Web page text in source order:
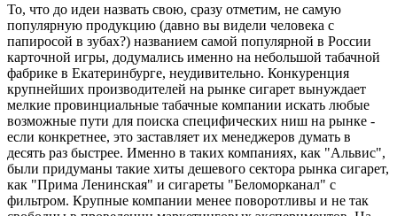
То, что до идеи назвать свою, сразу отметим, не самую
популярную продукцию (давно вы видели человека с
папиросой в зубах?) названием самой популярной в России
карточной игры, додумались именно на небольшой табачной
фабрике в Екатеринбурге, неудивительно. Конкуренция
крупнейших производителей на рынке сигарет вынуждает
мелкие провинциальные табачные компании искать любые
возможные пути для поиска специфических ниш на рынке -
если конкретнее, это заставляет их менеджеров думать в
десять раз быстрее. Именно в таких компаниях, как "Альвис",
были придуманы такие хиты дешевого сектора рынка сигарет,
как "Прима Ленинская" и сигареты "Беломорканал" с
фильтром. Крупные компании менее поворотливы и не так